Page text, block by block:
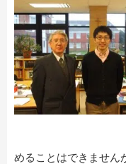
めることはできません